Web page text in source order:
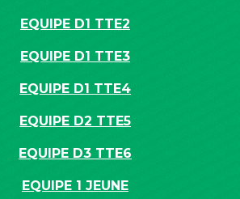
EQUIPE D1 TTE2
EQUIPE D1 TTE3
EQUIPE D1 TTE4
EQUIPE D2 TTE5
EQUIPE D3 TTE6
EQUIPE 1 JEUNE